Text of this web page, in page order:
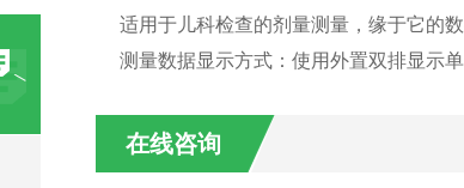
适用于儿科检查的剂量测量，缘于它的
测量数据显示方式：使用外置双排显示
在线咨询